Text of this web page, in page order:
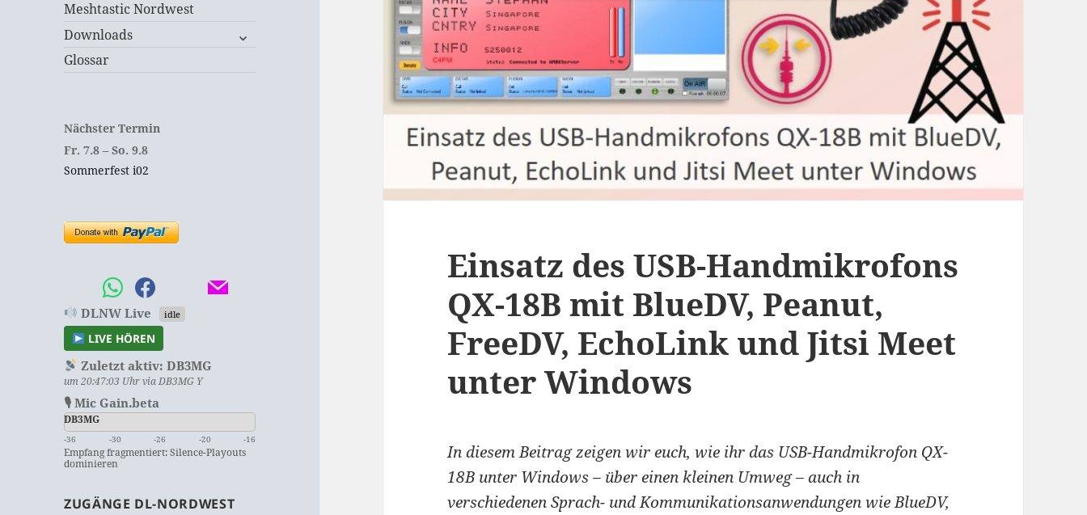
Meshtastic Nordwest
Downloads
untermenü
Glossar
Nächster Termin
Fr. 7.8 –So. 9.8
Sommerfest i02
DLNW Live idle
LIVE HÖREN
Zuletzt aktiv: DB3MG
um 20:47:03 Uhr via DB3MG Y
🎙 Mic Gain.beta
DB3MG
-36 -30 -26 -20 -16
Empfang fragmentiert: Silence-Playouts
dominieren
ZUGÄNGE DL-NORDWEST
Einsatz des USB-Handmikrofons
QX-18B mit BlueDV, Peanut,
FreeDV, EchoLink und Jitsi Meet
unter Windows
In diesem Beitrag zeigen wir euch, wie ihr das USB-Handmikrofon QX-
18B unter Windows – über einen kleinen Umweg – auch in
verschiedenen Sprach- und Kommunikationsanwendungen wie BlueDV,